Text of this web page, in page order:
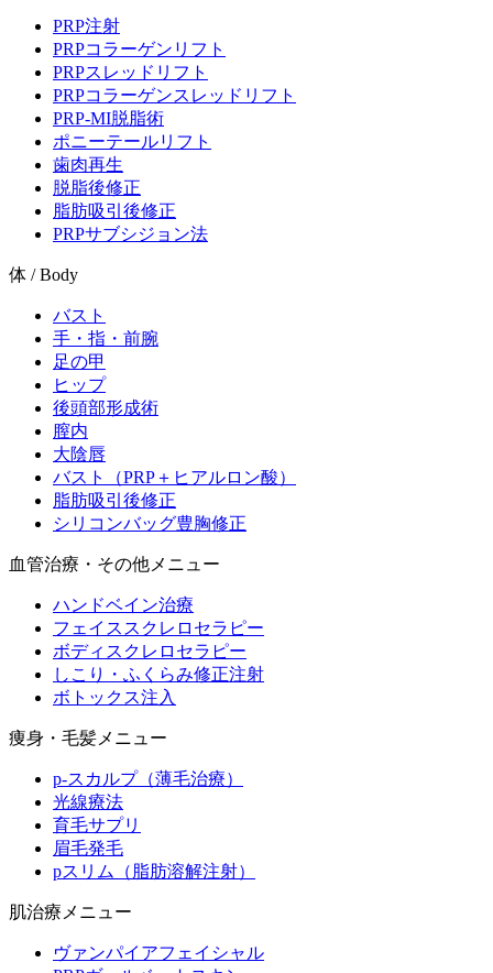
PRP注射
PRPコラーゲンリフト
PRPスレッドリフト
PRPコラーゲンスレッドリフト
PRP-MI脱脂術
ポニーテールリフト
歯肉再生
脱脂後修正
脂肪吸引後修正
PRPサブシジョン法
体 / Body
バスト
手・指・前腕
足の甲
ヒップ
後頭部形成術
膣内
大陰唇
バスト（PRP＋ヒアルロン酸）
脂肪吸引後修正
シリコンバッグ豊胸修正
血管治療・その他メニュー
ハンドベイン治療
フェイススクレロセラピー
ボディスクレロセラピー
しこり・ふくらみ修正注射
ボトックス注入
痩身・毛髪メニュー
p-スカルプ（薄毛治療）
光線療法
育毛サプリ
眉毛発毛
pスリム（脂肪溶解注射）
肌治療メニュー
ヴァンパイアフェイシャル